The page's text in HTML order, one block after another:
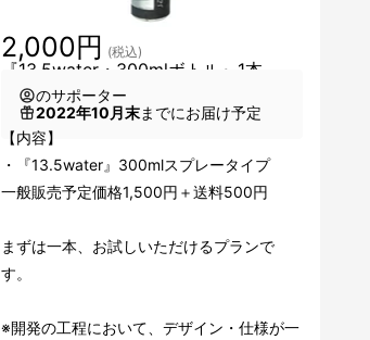
『13.5water・300mlボトル』1本
2,000円 (税込)
のサポーター
2022年10月末までにお届け予定
【内容】
・『13.5water』300mlスプレータイプ
一般販売予定価格1,500円＋送料500円
まずは一本、お試しいただけるプランで
す。
※開発の工程において、デザイン・仕様が一